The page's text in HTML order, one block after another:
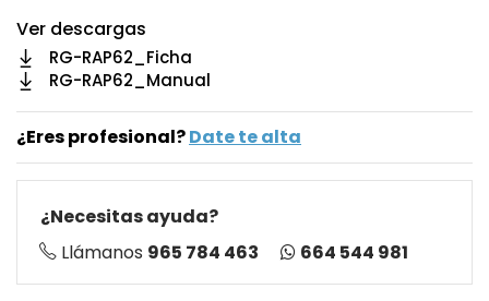
Ver descargas
RG-RAP62_Ficha
RG-RAP62_Manual
¿Eres profesional?Date te alta
¿Necesitas ayuda?
Llámanos 965 784 463 664 544 981